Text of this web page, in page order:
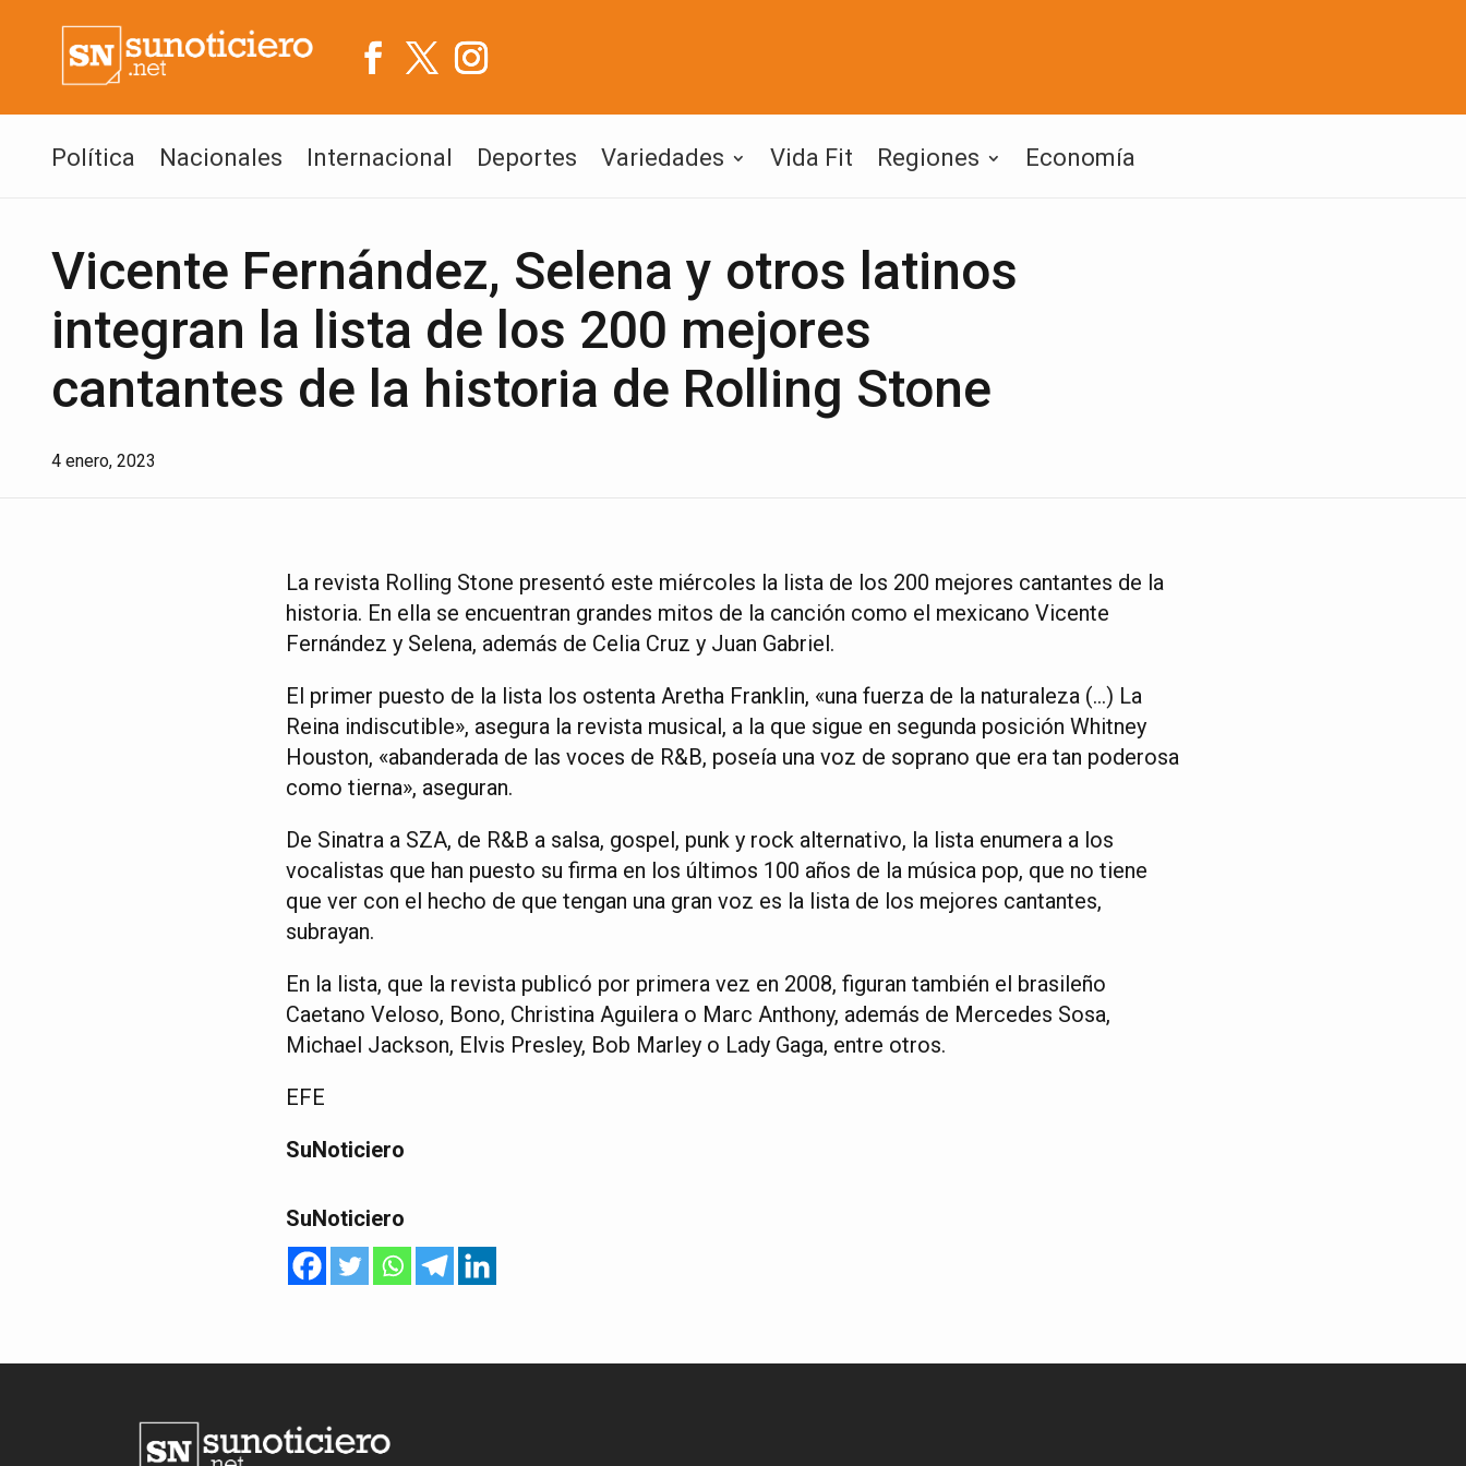
Política Nacionales Internacional Deportes Variedades Vida Fit Regiones Economía
Vicente Fernández, Selena y otros latinos
integran la lista de los 200 mejores
cantantes de la historia de Rolling Stone
4 enero, 2023
La revista Rolling Stone presentó este miércoles la lista de los 200 mejores cantantes de la
historia. En ella se encuentran grandes mitos de la canción como el mexicano Vicente
Fernández y Selena, además de Celia Cruz y Juan Gabriel.
El primer puesto de la lista los ostenta Aretha Franklin, «una fuerza de la naturaleza (…) La
Reina indiscutible», asegura la revista musical, a la que sigue en segunda posición Whitney
Houston, «abanderada de las voces de R&B, poseía una voz de soprano que era tan poderosa
como tierna», aseguran.
De Sinatra a SZA, de R&B a salsa, gospel, punk y rock alternativo, la lista enumera a los
vocalistas que han puesto su firma en los últimos 100 años de la música pop, que no tiene
que ver con el hecho de que tengan una gran voz es la lista de los mejores cantantes,
subrayan.
En la lista, que la revista publicó por primera vez en 2008, figuran también el brasileño
Caetano Veloso, Bono, Christina Aguilera o Marc Anthony, además de Mercedes Sosa,
Michael Jackson, Elvis Presley, Bob Marley o Lady Gaga, entre otros.
EFE
SuNoticiero
SuNoticiero